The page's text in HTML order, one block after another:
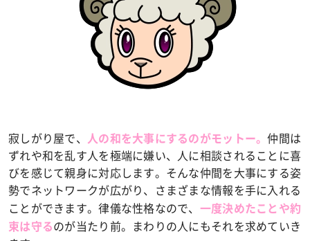
寂しがり屋で、 人の和を大事にするのがモットー。仲間は
ずれや和を乱す人を極端に嫌い、人に相談されることに喜
びを感じて親身に対応します。そんな仲間を大事にする姿
勢でネットワークが広がり、さまざまな情報を手に入れる
ことができます。律儀な性格なので、 一度決めたことや約
束は守るのが当たり前。まわりの人にもそれを求めていき